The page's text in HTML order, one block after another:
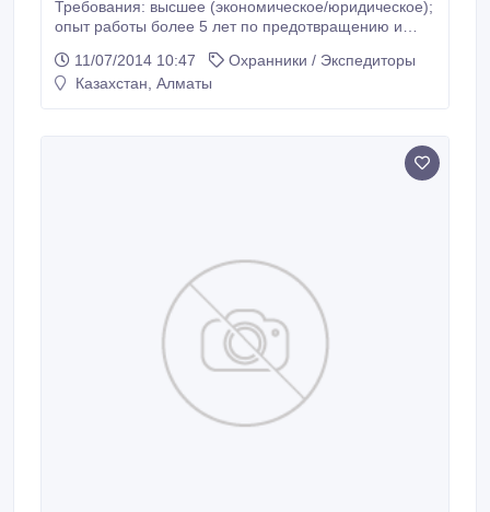
Требования: высшее (экономическое/юридическое);
опыт работы более 5 лет по предотвращению и
правонарушений в следственно-оперативном
подразделении правоохранительных органов РК;
экономической и внутренней безопасности ( опыт
11/07/2014 10:47
Охранники / Экспедиторы
Казахстан, Алматы